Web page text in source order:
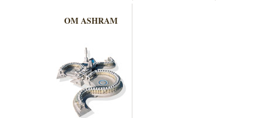
OM ASHRAM